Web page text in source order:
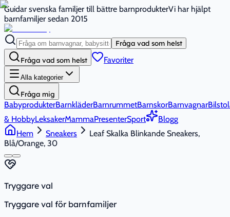
Guidar svenska familjer till bättre barnprodukterVi har hjälpt
barnfamiljer sedan 2015
Fråga vad som helst
Fråga vad som helst Favoriter
Alla kategorier
Fråga mig
BabyprodukterBarnkläderBarnrummetBarnskorBarnvagnar
& HobbyLeksakerMammaPresenterSport
Blogg
Hem
Sneakers
Leaf Skalka Blinkande Sneakers,
Blå/Orange, 30
Tryggare val
Tryggare val för barnfamiljer